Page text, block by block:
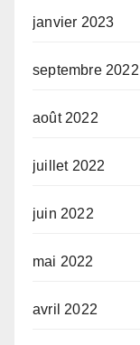
janvier 2023
septembre 2022
août 2022
juillet 2022
juin 2022
mai 2022
avril 2022